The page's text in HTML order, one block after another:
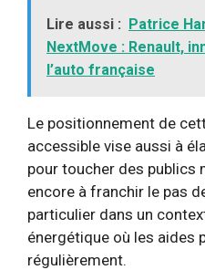
Lire aussi : Patrice
NextMove : Renault,
l’auto française
Le positionnement de
accessible vise aussi à
pour toucher des publics
encore à franchir le pas
particulier dans un
énergétique où les aides
régulièrement.